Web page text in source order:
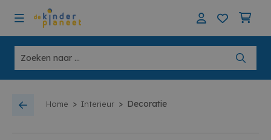
Home > Interieur > Decoratie